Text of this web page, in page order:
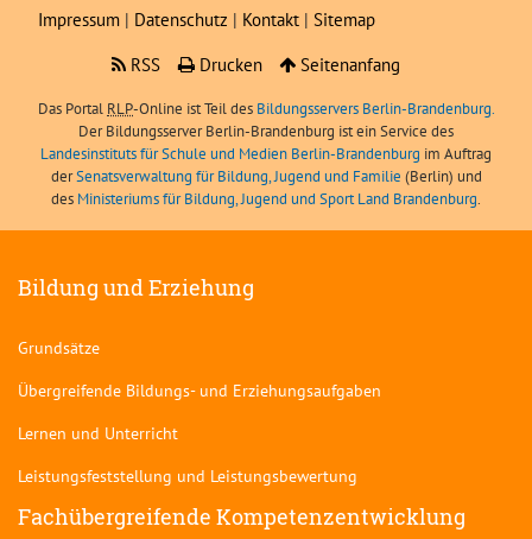
Impressum | Datenschutz | Kontakt | Sitemap
RSS
Drucken Seitenanfang
Das Portal RLP-Online ist Teil des Bildungsservers Berlin-Brandenburg.
Der Bildungsserver Berlin-Brandenburg ist ein Service des
Landesinstituts für Schule und Medien Berlin-Brandenburg im Auftrag
derSenatsverwaltung für Bildung, Jugend und Familie (Berlin) und
des Ministeriums für Bildung, Jugend und Sport Land Brandenburg.
Bildung und Erziehung
Grundsätze
Übergreifende Bildungs- und Erziehungsaufgaben
Lernen und Unterricht
Leistungsfeststellung und Leistungsbewertung
Fachübergreifende Kompetenzentwicklung